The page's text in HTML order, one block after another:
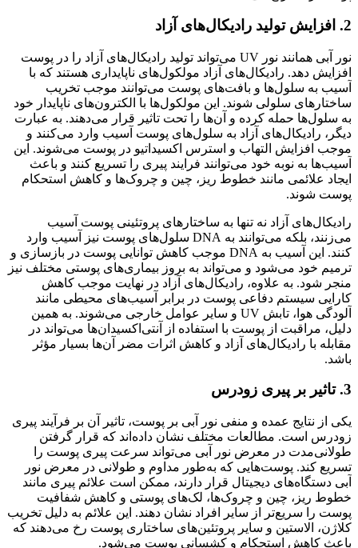
2. افزایش تولید رادیکال‌های آزاد
نور آبی همانند نور UV می‌تواند تولید رادیکال‌های آزاد را در پوست
افزایش دهد. رادیکال‌های آزاد مولکول‌های ناپایداری هستند که با
آسیب به سلول‌ها و بافت‌های پوست می‌توانند موجب تخریب
ساختارهای سلولی شوند. این مولکول‌ها با الکترون‌های ناپایدار خود
به سلول‌ها حمله کرده و آن‌ها را تحت تاثیر قرار می‌دهند. به عبارت
دیگر، رادیکال‌های آزاد به سلول‌های پوست آسیب وارد می‌کنند و
موجب افزایش التهاب و استرس اکسیداتیو در پوست می‌شوند. این
آسیب‌ها به نوبه خود می‌توانند فرایند پیری را تسریع کنند و باعث
ایجاد علائمی مانند خطوط ریز، چین و چروک‌ها و کاهش استحکام
پوست شوند.
رادیکال‌های آزاد نه تنها به ساختارهای پروتئینی پوست آسیب
می‌زنند، بلکه می‌توانند به DNA سلول‌های پوست نیز آسیب وارد
کنند. این آسیب به DNA موجب کاهش توانایی پوست در بازسازی و
ترمیم خود می‌شود و می‌تواند به بروز بیماری‌های پوستی مختلف نیز
منجر شود. به علاوه، رادیکال‌های آزاد در نهایت موجب کاهش
کارایی سیستم دفاعی پوست در برابر آسیب‌های محیطی مانند
آلودگی هوا، تابش UV و سایر عوامل خارجی می‌شوند. به همین
دلیل، مراقبت از پوست با استفاده از آنتی‌اکسیدان‌ها می‌تواند در
مقابله با رادیکال‌های آزاد و کاهش اثرات مضر آن‌ها بسیار مؤثر
باشد.
3. تاثیر بر پیری زودرس
یکی از نتایج عمده و منفی نور آبی بر پوست، تاثیر آن بر فرآیند پیری
زودرس است. مطالعات مختلف نشان داده‌اند که قرار گرفتن
طولانی‌مدت در معرض نور آبی می‌تواند سرعت پیری پوست را
تسریع کند. پوست‌هایی که به‌طور مداوم و طولانی در معرض نور
آبی دستگاه‌های دیجیتال قرار دارند، ممکن است علائم پیری مانند
خطوط ریز، چین و چروک‌ها، لک‌های پوستی و کاهش شفافیت
پوست را سریع‌تر از سایر افراد نشان دهند. این علائم به دلیل تخریب
کلاژن، الاستین و سایر پروتئین‌های ساختاری پوست رخ می‌دهند که
باعث کاهش استحکام و کشسانی پوست می‌شود.